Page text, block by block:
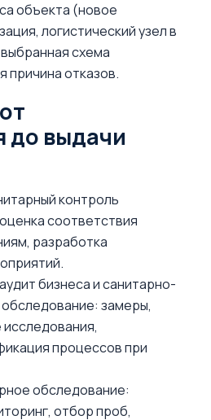
объекта (новое
логистический узел в
схема
причина отказов.
до выдачи
контроль
соответствия
разработка
бизнеса и санитарно-
замеры,
процессов при
обследование:
отбор проб,